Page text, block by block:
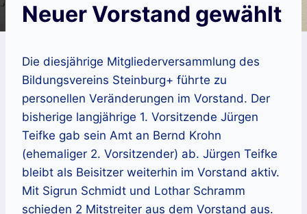
Neuer Vorstand gewählt
Die diesjährige Mitgliederversammlung des
Bildungsvereins Steinburg+ führte zu
personellen Veränderungen im Vorstand. Der
bisherige langjährige 1. Vorsitzende Jürgen
Teifke gab sein Amt an Bernd Krohn
(ehemaliger 2. Vorsitzender) ab. Jürgen Teifke
bleibt als Beisitzer weiterhin im Vorstand aktiv.
Mit Sigrun Schmidt und Lothar Schramm
schieden 2 Mitstreiter aus dem Vorstand aus.